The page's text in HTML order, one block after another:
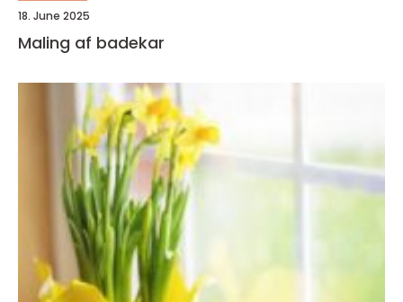
18. June 2025
Maling af badekar